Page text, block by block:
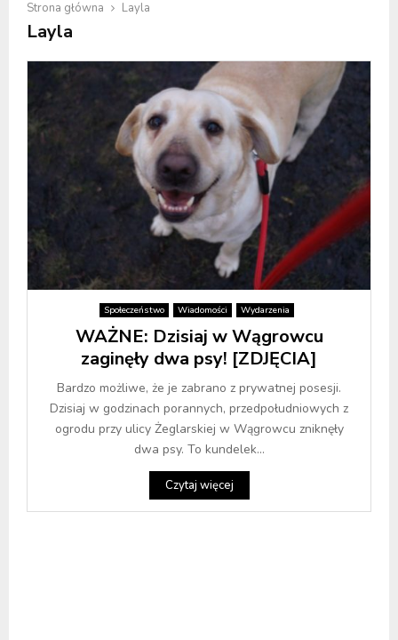
Strona główna Layla
Layla
Społeczeństwo Wiadomości Wydarzenia
WAŻNE: Dzisiaj w Wągrowcu
zaginęły dwa psy! [ZDJĘCIA]
Bardzo możliwe, że je zabrano z prywatnej posesji.
Dzisiaj w godzinach porannych, przedpołudniowych z
ogrodu przy ulicy Żeglarskiej w Wągrowcu zniknęły
dwa psy. To kundelek...
Czytaj więcej